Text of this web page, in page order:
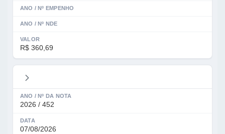
ANO / Nº EMPENHO
ANO / Nº NDE
VALOR
R$ 360,69
ANO / Nº DA NOTA
2026 / 452
DATA
07/08/2026